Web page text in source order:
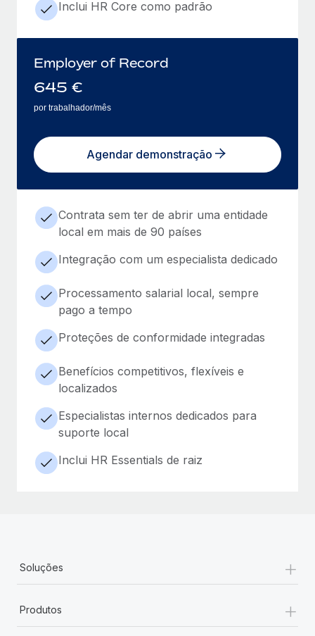
Inclui HR Core como padrão
Employer of Record
645 €
por trabalhador/mês
Agendar demonstração
Contrata sem ter de abrir uma entidade
local em mais de 90 países
Integração com um especialista dedicado
Processamento salarial local, sempre
pago a tempo
Proteções de conformidade integradas
Benefícios competitivos, flexíveis e
localizados
Especialistas internos dedicados para
suporte local
Inclui HR Essentials de raiz
Soluções +
Produtos +